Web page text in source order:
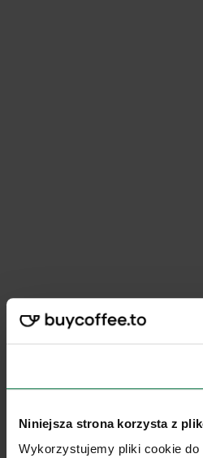
Niniejsza strona korzysta z
Wykorzystujemy pliki cookie